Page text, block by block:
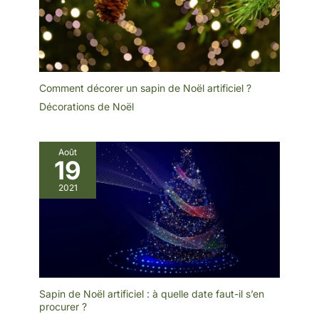
les fenêtres, les couloirs
et d'autres endroits 🎁
【Étanche et alimentée
par piles】: Les boîtes
cadeaux de décoration de
Noël sont étanches et
l'intérieur et à l'extérieur.
incluses) et vous pouvez
les placer n'importe où
pour créer une
atmosphère de vacances
chaleureuse. Remarque :
évitez de plonger le
boîtier à piles dans l'eau
pendant une longue
période
extérieure gonflable du
Père Noël de Noël est
équipée d'un puissant
souffleur étanche qui
permet un gonflage
efficace et rapide. Il suffit
de le brancher sur une
alimentation électrique et
le Père Noël gonflable se
gonflera automatiquement
veuillez ne pas bloquer
les évents du ventilateur.)
🎅【Facile à installer et à
ranger】 : vous pouvez
poser le Père Noël
gonflable de Noël sur le
sol, fermer la fermeture
éclair inférieure et
connecter l'alimentation
électrique. Une fois
gonflé, vous pouvez fixer
la décoration gonflable
du Père Noël avec des
cordes et des piquets
pour vous assurer qu'elle
Comment décorer un sapin de Noël artificiel ?
Décorations de Noël
Août
19
2021
Sapin de Noël artificiel : à quelle date faut-il s’en
procurer ?